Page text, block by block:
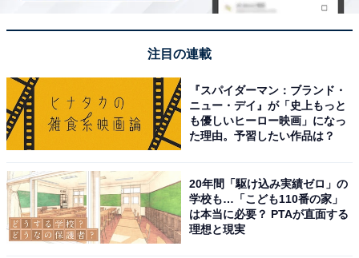
注目の連載
『スパイダーマン：ブランド・
ニュー・デイ』が「史上もっと
も優しいヒーロー映画」になっ
た理由。予習したい作品は？
20年間「駆け込み実績ゼロ」の
学校も…「こども110番の家」
は本当に必要？ PTAが直面する
理想と現実